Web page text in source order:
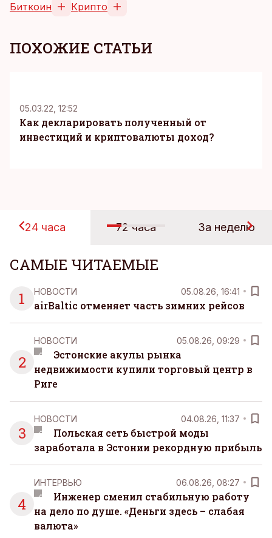
Биткоин Крипто
ПОХОЖИЕ СТАТЬИ
05.03.22, 12:52
Как декларировать полученный от
инвестиций и криптовалюты доход?
24 часа 72 часа За неделю
САМЫЕ ЧИТАЕМЫЕ
1
НОВОСТИ 05.08.26, 16:41
airBaltic отменяет часть зимних рейсов
2
НОВОСТИ 05.08.26, 09:29
Эстонские акулы рынка
недвижимости купили торговый центр в
Риге
3
НОВОСТИ 04.08.26, 11:37
Польская сеть быстрой моды
заработала в Эстонии рекордную прибыль
4
ИНТЕРВЬЮ 06.08.26, 08:27
Инженер сменил стабильную работу
на дело по душе. «Деньги здесь – слабая
валюта»